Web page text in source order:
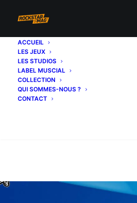
ACCUEIL
LES JEUX
LES STUDIOS
LABEL MUSCIAL
COLLECTION
QUI SOMMES-NOUS ?
CONTACT